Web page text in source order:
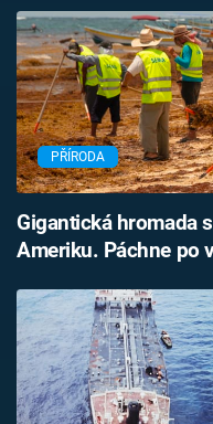
PŘÍRODA
Gigantická hromada
Ameriku. Páchne po